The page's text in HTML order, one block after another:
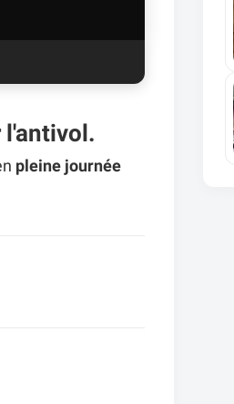
l'antivol.
pleine journée